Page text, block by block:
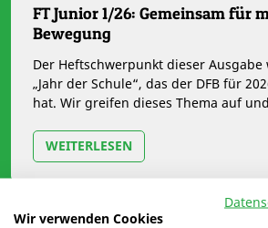
FT Junior 1/26: Gemeinsam für
Bewegung
Der Heftschwerpunkt dieser
„Jahr der Schule“, das der DFB für
hat. Wir greifen dieses Thema auf
WEITERLESEN
Wir verwenden Cookies